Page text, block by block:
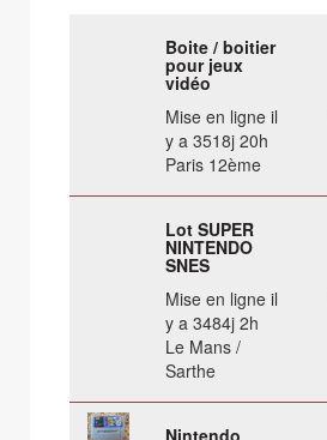
Boite / boitier
pour jeux
vidéo
Mise en ligne il
y a 3518j 20h
Paris 12ème
Lot SUPER
NINTENDO
SNES
Mise en ligne il
y a 3484j 2h
Le Mans /
Sarthe